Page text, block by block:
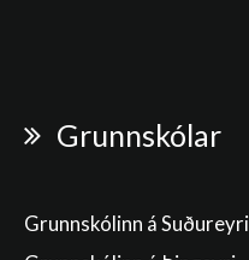
Grunnskólar
Grunnskólinn á Suðureyri